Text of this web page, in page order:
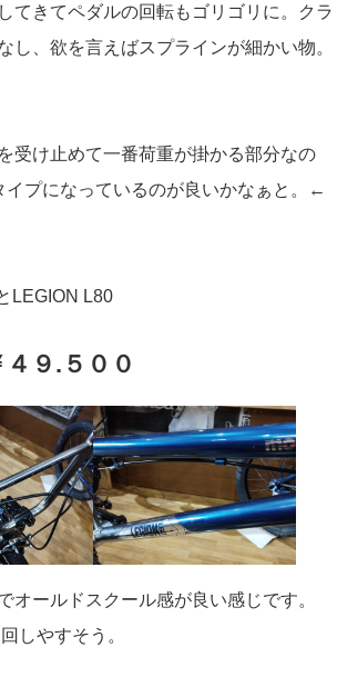
てきてペダルの回転もゴリゴリに。クラ
、欲を言えばスプラインが細かい物。
受け止めて一番荷重が掛かる部分なの
イプになっているのが良いかなぁと。←
LEGION L80
９.５００
オールドスクール感が良い感じです。
しやすそう。